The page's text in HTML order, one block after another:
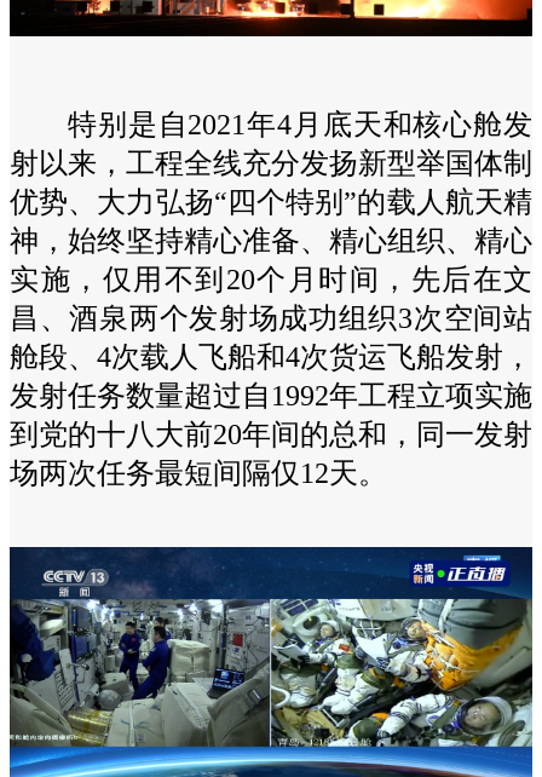
特别是自2021年4月底天和核心舱发
射以来，工程全线充分发扬新型举国体制
优势、大力弘扬“四个特别”的载人航天精
神，始终坚持精心准备、精心组织、精心
实施，仅用不到20个月时间，先后在文
昌、酒泉两个发射场成功组织3次空间站
舱段、4次载人飞船和4次货运飞船发射，
发射任务数量超过自1992年工程立项实施
到党的十八大前20年间的总和，同一发射
场两次任务最短间隔仅12天。